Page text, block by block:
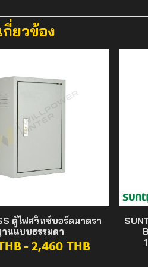
ยวข้อง
ตู้ไฟสวิทช์บอร์ดมาตรา
านแบบธรรมดา
- 2,460 THB